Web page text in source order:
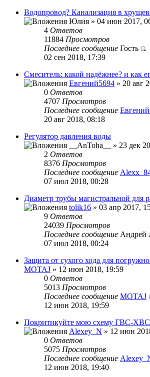
Водопровод? Канализация в
Юлия » 04 июн 2017,
4 Ответов
11884 Просмотров
Последнее сообщение Гость
02 сен 2018, 17:39
Смеситель: какой надёжнее? и как
Евгений5694 » 20 авг
0 Ответов
4707 Просмотров
Последнее сообщение
20 авг 2018, 08:18
Регулятор давления воды
__AnToha__ » 23 дек
2 Ответов
8376 Просмотров
Последнее сообщение
07 июл 2018, 00:28
Диаметр трубы магистральной для
tolik16 » 03 апр 2017,
9 Ответов
24039 Просмотров
Последнее сообщение Андрей
07 июл 2018, 00:24
Защита от сухого хода для
MOTAJ » 12 июн 2018, 19:59
0 Ответов
5013 Просмотров
Последнее сообщение MOTAJ
12 июн 2018, 19:59
Покритикуйте мою схему ГВС-ХВС
Alexey_N » 12 июн
0 Ответов
5075 Просмотров
Последнее сообщение
12 июн 2018, 19:40